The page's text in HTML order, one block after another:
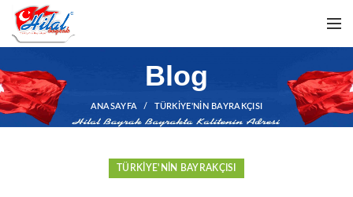
Blog
ANASAYFA TÜRKIYE'NIN BAYRAKÇISI
TÜRKIYE'NIN BAYRAKÇISI